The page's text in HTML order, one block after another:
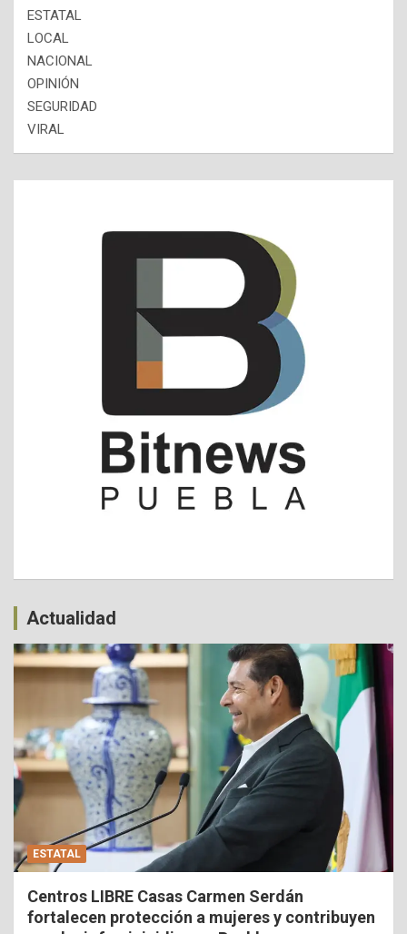
ESTATAL
LOCAL
NACIONAL
OPINIÓN
SEGURIDAD
VIRAL
Actualidad
ESTATAL
Centros LIBRE Casas Carmen Serdán
fortalecen protección a mujeres y contribuyen